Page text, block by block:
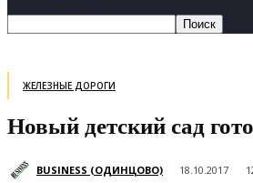
ЖЕЛЕЗНЫЕ ДОРОГИ
Новый детский сад
BUSINESS (ОДИНЦОВО) 18.10.2017